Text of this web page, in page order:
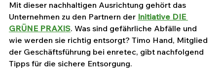
Mit dieser nachhaltigen Ausrichtung gehört das
Unternehmen zu den Partnern der Initiative DIE
GRÜNE PRAXIS. Was sind gefährliche Abfälle und
wie werden sie richtig entsorgt? Timo Hand, Mitglied
der Geschäftsführung bei enretec, gibt nachfolgend
Tipps für die sichere Entsorgung.